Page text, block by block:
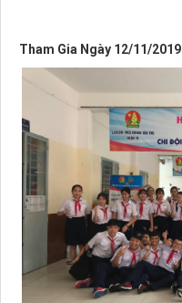
Tham Gia Ngày 12/11/2019